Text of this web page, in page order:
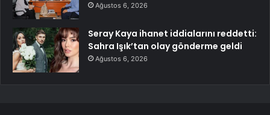
Ağustos 6, 2026
Seray Kaya ihanet iddialarını reddetti:
Sahra Işık’tan olay gönderme geldi
Ağustos 6, 2026